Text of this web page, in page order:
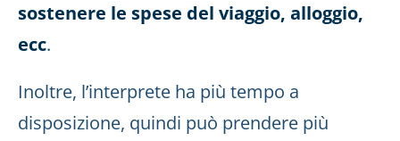
sostenere le spese del viaggio, alloggio,
ecc.
Inoltre, l’interprete ha più tempo a
disposizione, quindi può prendere più